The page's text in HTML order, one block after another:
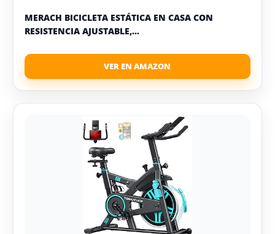
MERACH BICICLETA ESTÁTICA EN CASA CON
RESISTENCIA AJUSTABLE,...